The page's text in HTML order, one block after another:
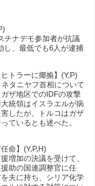
チナデモ参加者が抗議
し、最低でも6人が逮捕
トラーに揶揄】(Y,P)
タニヤフ首相について
ザ地区でのIDFの攻撃
統領はイスラエルが病
したが、トルコはガザ
ているとも述べた。
命】(Y,P,H)
増加の決議を受けて、
助の国連調整官に任
夫に持ち、シリア化学